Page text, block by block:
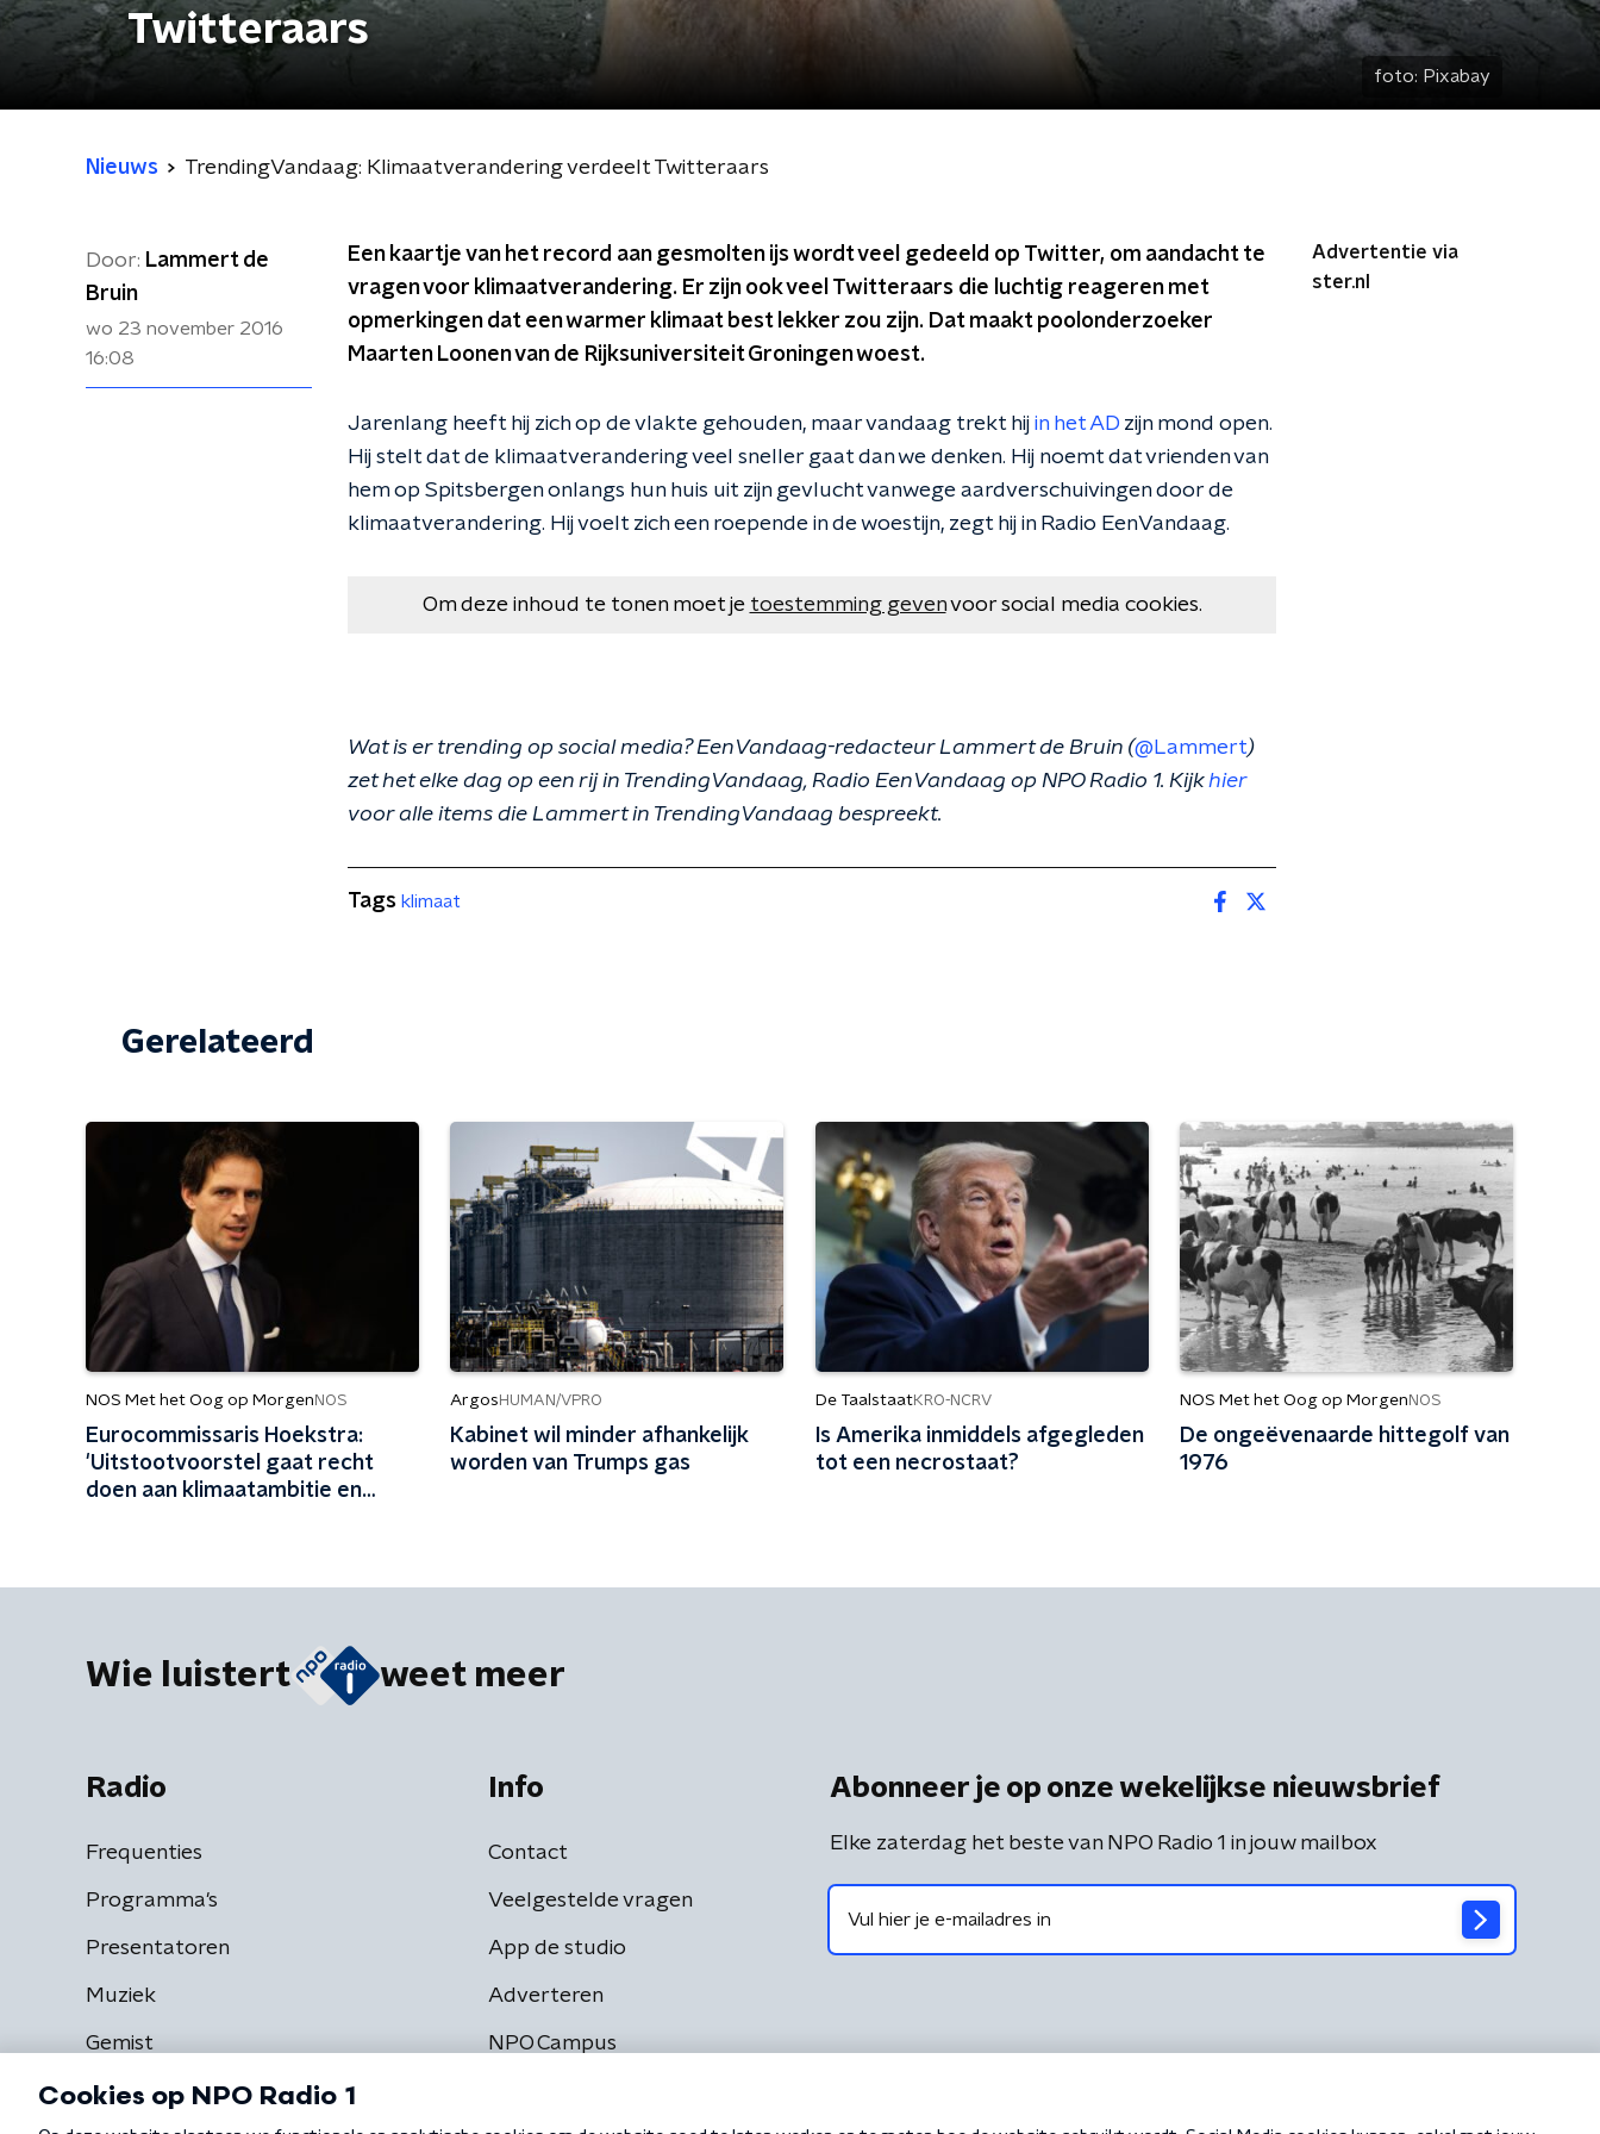
Twitteraars
foto: Pixabay
Nieuws TrendingVandaag: Klimaatverandering verdeelt Twitteraars
Door: Lammert de
Bruin
wo 23 november 2016
16:08
Een kaartje van het record aan gesmolten ijs wordt veel gedeeld op Twitter, om aandacht te
vragen voor klimaatverandering. Er zijn ook veel Twitteraars die luchtig reageren met
opmerkingen dat een warmer klimaat best lekker zou zijn. Dat maakt poolonderzoeker
Maarten Loonen van de Rijksuniversiteit Groningen woest.
Jarenlang heeft hij zich op de vlakte gehouden, maar vandaag trekt hij in het AD zijn mond open.
Hij stelt dat de klimaatverandering veel sneller gaat dan we denken. Hij noemt dat vrienden van
hem op Spitsbergen onlangs hun huis uit zijn gevlucht vanwege aardverschuivingen door de
klimaatverandering. Hij voelt zich een roepende in de woestijn, zegt hij in Radio EenVandaag.
Om deze inhoud te tonen moet je toestemming gevenvoor social media cookies.
Wat is er trending op social media? EenVandaag-redacteur Lammert de Bruin (@Lammert)
zet het elke dag op een rij in TrendingVandaag, Radio EenVandaag op NPO Radio 1. Kijkhier
voor alle items die Lammert in TrendingVandaag bespreekt.
Advertentie via
ster.nl
Tags klimaat
Gerelateerd
NOS Met het Oog op Morgen NOS
Eurocommissaris Hoekstra:
'Uitstootvoorstel gaat recht
doen aan klimaatambitie en
Argos HUMAN/VPRO
Kabinet wil minder afhankelijk
worden van Trumps gas
De TaalstaatKRO-NCRV
Is Amerika inmiddels afgegleden
tot een necrostaat?
NOS Met het Oog op Morgen NOS
De ongeëvenaarde hittegolf van
1976
Wie luistert weet meer
Radio
Frequenties
Programma's
Presentatoren
Muziek
Gemist
Info
Contact
Veelgestelde vragen
App de studio
Adverteren
NPO Campus
Abonneer je op onze wekelijkse nieuwsbrief
Elke zaterdag het beste van NPO Radio 1 in jouw mailbox